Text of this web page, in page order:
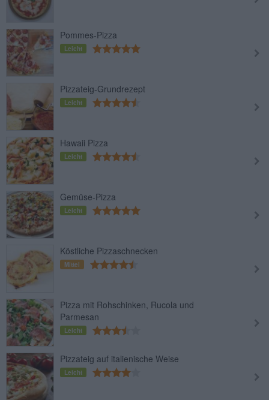
Pommes-Pizza
Leicht
Pizzateig-Grundrezept
Leicht
Hawaii Pizza
Leicht
Gemüse-Pizza
Leicht
Köstliche Pizzaschnecken
Mittel
Pizza mit Rohschinken, Rucola und
Parmesan
Leicht
Pizzateig auf italienische Weise
Leicht